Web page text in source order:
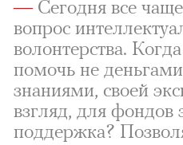
—Сегодня все
вопрос
волонтерства.
помочь не
знаниями, своей
взгляд, для фондов
поддержка?